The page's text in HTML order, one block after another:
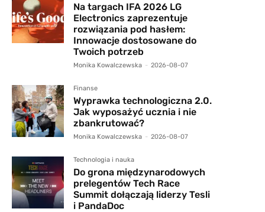
Na targach IFA 2026 LG
Electronics zaprezentuje
rozwiązania pod hasłem:
Innowacje dostosowane do
Twoich potrzeb
Monika Kowalczewska - 2026-08-07
Finanse
Wyprawka technologiczna 2.0.
Jak wyposażyć ucznia i nie
zbankrutować?
Monika Kowalczewska - 2026-08-07
Technologia i nauka
Do grona międzynarodowych
prelegentów Tech Race
Summit dołączają liderzy Tesli
i PandaDoc